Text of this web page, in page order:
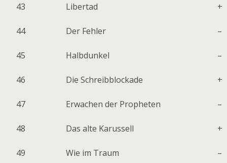
43 Libertad +
44 Der Fehler –
45 Halbdunkel –
46 Die Schreibblockade +
47 Erwachen der Propheten –
48 Das alte Karussell +
49 Wie im Traum –